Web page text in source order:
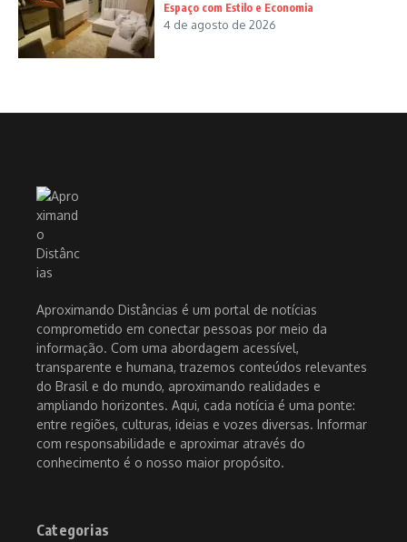
Espaço com Estilo e Economia
4 de agosto de 2026
Aproximando Distâncias é um portal de notícias
comprometido em conectar pessoas por meio da
informação. Com uma abordagem acessível,
transparente e humana, trazemos conteúdos relevantes
do Brasil e do mundo, aproximando realidades e
ampliando horizontes. Aqui, cada notícia é uma ponte:
entre regiões, culturas, ideias e vozes diversas. Informar
com responsabilidade e aproximar através do
conhecimento é o nosso maior propósito.
Categorias